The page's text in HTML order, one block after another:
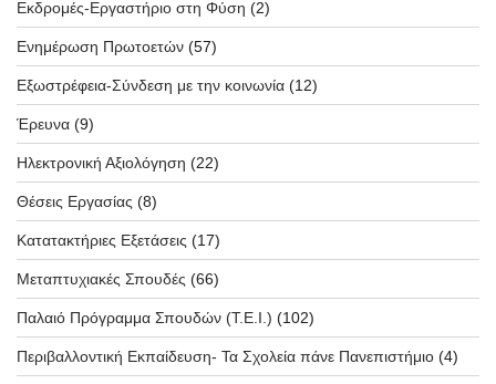
Εκδρομές-Εργαστήριο στη Φύση (2)
Ενημέρωση Πρωτοετών (57)
Εξωστρέφεια-Σύνδεση με την κοινωνία (12)
Έρευνα (9)
Ηλεκτρονική Αξιολόγηση (22)
Θέσεις Εργασίας (8)
Κατατακτήριες Εξετάσεις (17)
Μεταπτυχιακές Σπουδές (66)
Παλαιό Πρόγραμμα Σπουδών (T.E.I.) (102)
Περιβαλλοντική Εκπαίδευση- Τα Σχολεία πάνε Πανεπιστήμιο (4)